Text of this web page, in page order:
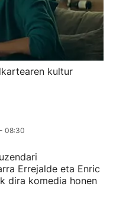
kultur
08:30
Errejalde eta Enric
dira komedia honen